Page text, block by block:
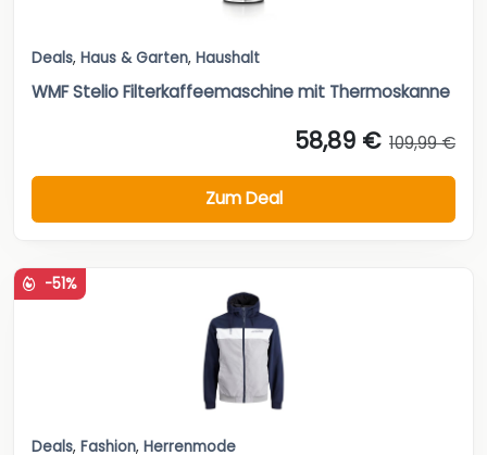
Deals, Haus & Garten, Haushalt
WMF Stelio Filterkaffeemaschine mit Thermoskanne
58,89 € 109,99 €
Zum Deal
-51%
Deals, Fashion, Herrenmode